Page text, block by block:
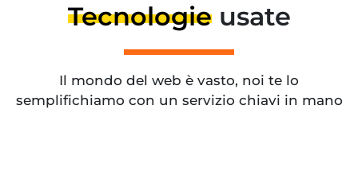
Tecnologieusate
Il mondo del web è vasto, noi te lo
semplifichiamo con un servizio chiavi in mano